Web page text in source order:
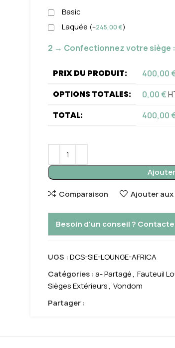
Basic
Laquée (+245,00€)
2 → Confectionnez votre siège :
PRIX DU PRODUIT: 400,00
OPTIONS TOTALES: 0,00€
TOTAL: 400,00
Comparaison Ajouter
Besoin d'un conseil ?
UGS :DCS-SIE-LOUNGE-AFRICA
Catégories :a- Partagé, Fauteuil
Sièges Extérieurs, Vondom
Partager :